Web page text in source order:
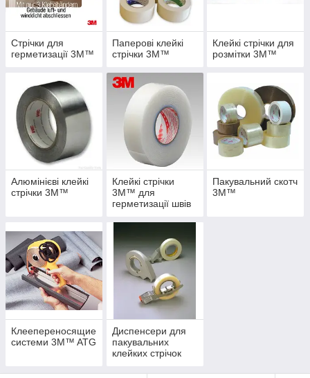
вже завоював довіру фахівців у всьому світі. Важливо
підкреслити, що наші товари — це ідеальне поєднання
ідеального якості і низьких і демократичних цін. Якщо у вас
виникнуть які-небудь проблеми з вибором, ви можете сміливо
допоможуть!
Стрічки для
герметизації 3M™
Паперові клейкі
стрічки 3M™
Клейкі стрічки для
розмітки 3M™
Алюмінієві клейкі
стрічки 3M™
Клейкі стрічки
3M™ для
герметизації швів
Пакувальний скотч
3M™
Клеепереносящие
системи 3M™ ATG
Диспенсери для
пакувальних
клейких стрічок